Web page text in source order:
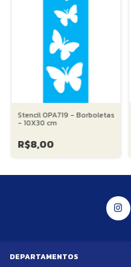
Stencil OPA719 - Borboletas
- 10X30 cm
R$8,00
DEPARTAMENTOS